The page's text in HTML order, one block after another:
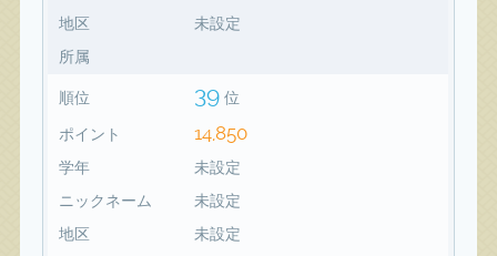
地区
未設定
所属
順位 39 位
ポイント 14,850
学年
未設定
ニックネーム
未設定
地区
未設定